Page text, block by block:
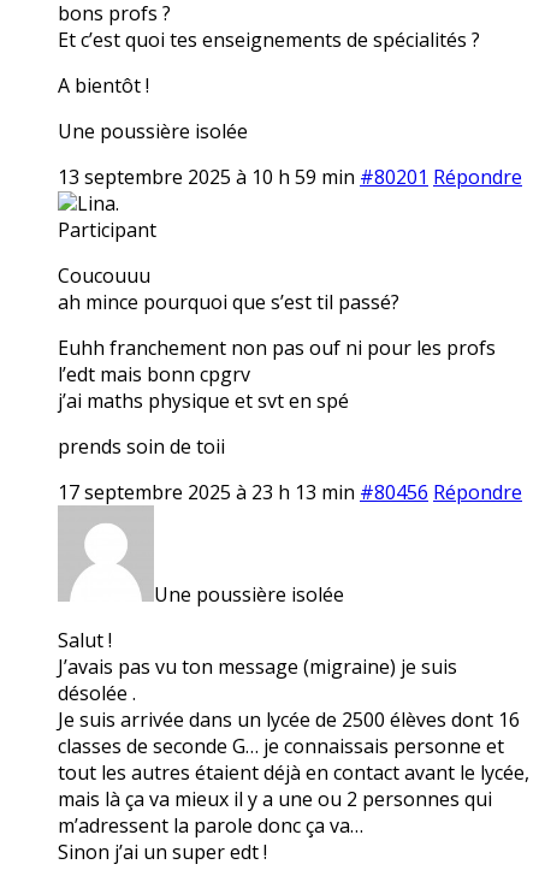
bons profs ?
Et c’est quoi tes enseignements de spécialités ?
A bientôt !
Une poussière isolée
13 septembre 2025 à 10 h 59 min #80201 Répondre
Lina.
Participant
Coucouuu
ah mince pourquoi que s’est til passé?
Euhh franchement non pas ouf ni pour les profs
l’edt mais bonn cpgrv
j’ai maths physique et svt en spé
prends soin de toii
17 septembre 2025 à 23 h 13 min #80456 Répondre
Une poussière isolée
Salut !
J’avais pas vu ton message (migraine) je suis
désolée .
Je suis arrivée dans un lycée de 2500 élèves dont 16
classes de seconde G… je connaissais personne et
tout les autres étaient déjà en contact avant le lycée,
mais là ça va mieux il y a une ou 2 personnes qui
m’adressent la parole donc ça va…
Sinon j’ai un super edt !